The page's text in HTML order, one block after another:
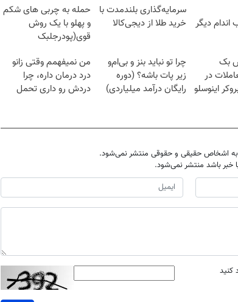
اندام دیگر
سرمایه‌گذاری بلندمدت با
خرید طلا از دیجی‌کالا
حمله به چربی های شکم
و پهلو با یک روش
قوی(پودرجلبک
بک
در
چرا تو نباید بنز و بی‌ام‌و
زیر پات باشه؟ (دوره
رایگان درآمد میلیاردی)
من نمیفهمم وقتی زانو
درد درمان داره، چرا
دردش رو داری تحمل
به اشخاص حقیقی و حقوقی منتشر نمی‌شود.
خبر باشد منتشر نمی‌شود.
کنید